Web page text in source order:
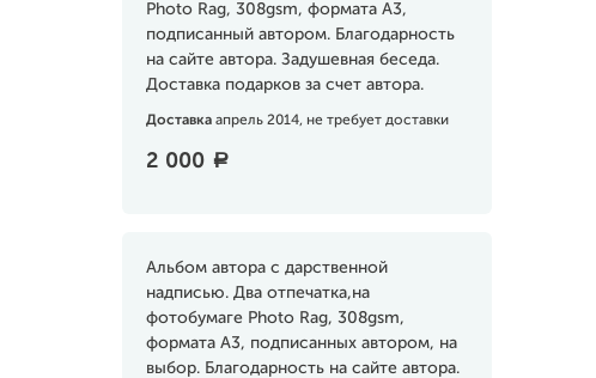
Photo Rag, 308gsm, формата А3,
подписанный автором. Благодарность
на сайте автора. Задушевная беседа.
Доставка подарков за счет автора.
Доставка апрель 2014, не требует доставки
2 000 a
Альбом автора с дарственной
надписью. Два отпечатка,на
фотобумаге Photo Rag, 308gsm,
формата А3, подписанных автором, на
выбор. Благодарность на сайте автора.